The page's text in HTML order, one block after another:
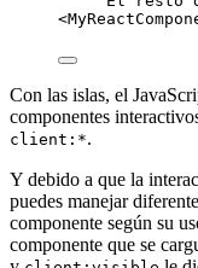
<
Con las islas, el
componentes
client:*.
Y debido a que la
puedes manejar
componente según su
componente que se